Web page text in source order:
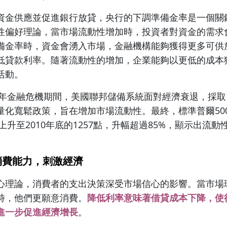
金供應並促進銀行放貸，央行的下調準備金率是一個
偏好理論，當市場流動性增加時，投資者對資金的需
金率時，資金會湧入市場，金融機構能夠獲得更多可
貸款利率。隨著流動性的增加，企業能夠以更低的成
。
金融危機期間，美國聯邦儲備系統面對經濟衰退，採
化寬鬆政策，旨在增加市場流動性。最終，標準普爾
升至2010年底的1257點，升幅超過85%，顯示出流動
能力，刺激經濟
理論，消費者的支出決策深受市場信心的影響。當市
他們更願意消費。 降低利率意味著借貸成本下降，
一步促進經濟增長。